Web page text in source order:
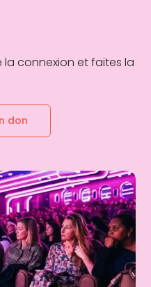
connexion et faites la
don